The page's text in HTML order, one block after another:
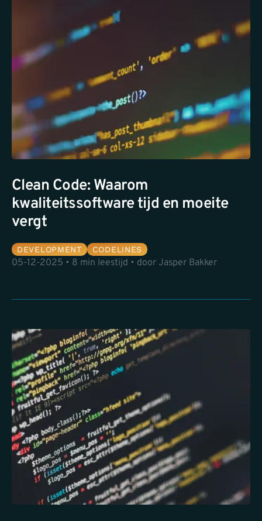
Clean Code: Waarom
kwaliteitssoftware tijd en moeite
vergt
DEVELOPMENT CODELINES
05-12-2025 • 8 min leestijd • door Jasper Bakker